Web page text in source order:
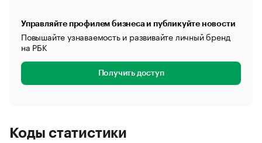
Управляйте профилем бизнеса и публикуйте новости
Повышайте узнаваемость и развивайте личный бренд
на РБК
Получить доступ
Коды статистики